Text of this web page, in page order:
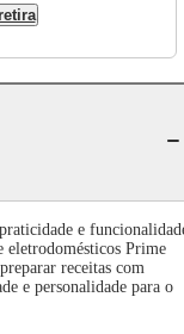
e
eletrodomésticos Prime
receitas com
e personalidade para o